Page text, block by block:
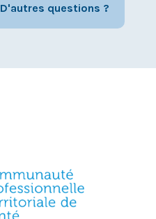
D'autres questions ?